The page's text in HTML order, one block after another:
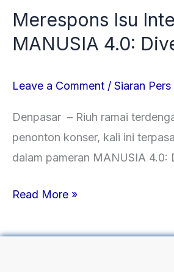
Merespons Isu
MANUSIA 4.0:
Leave a Comment / Siaran Pers
Denpasar – Riuh ramai
penonton konser, kali ini
dalam pameran MANUSIA
Read More »